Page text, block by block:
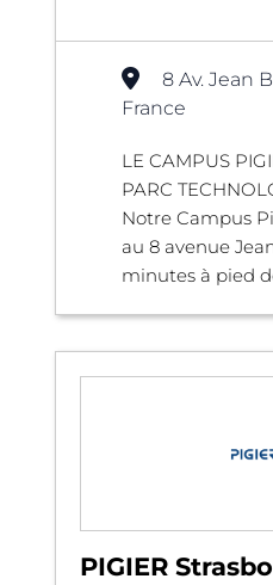
8 Av. Jean
France
LE CAMPUS
PARC
Notre Campus
au 8 avenue
minutes à pied
PIGIER